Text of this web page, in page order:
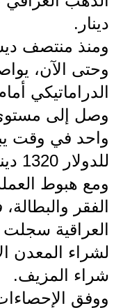
دينار.
وحتى الآن،
الدراماتيكي
واحد في وقت
للدولار 1320 دينارا.
ومع هبوط
الفقر
العراقية سجلت
لشراء المعدن
شراء المزيف.
ووفق